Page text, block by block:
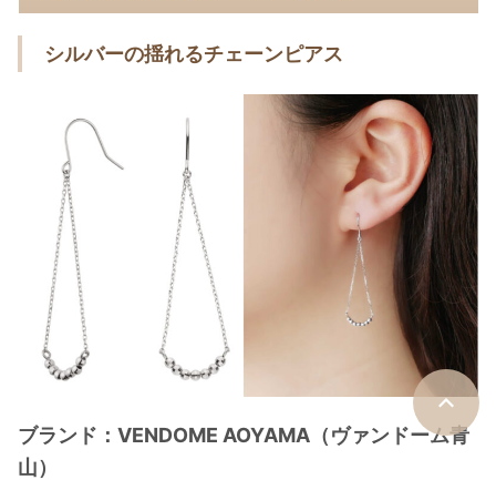
シルバーの揺れるチェーンピアス
ブランド：VENDOME AOYAMA（ヴァンドーム青
山）